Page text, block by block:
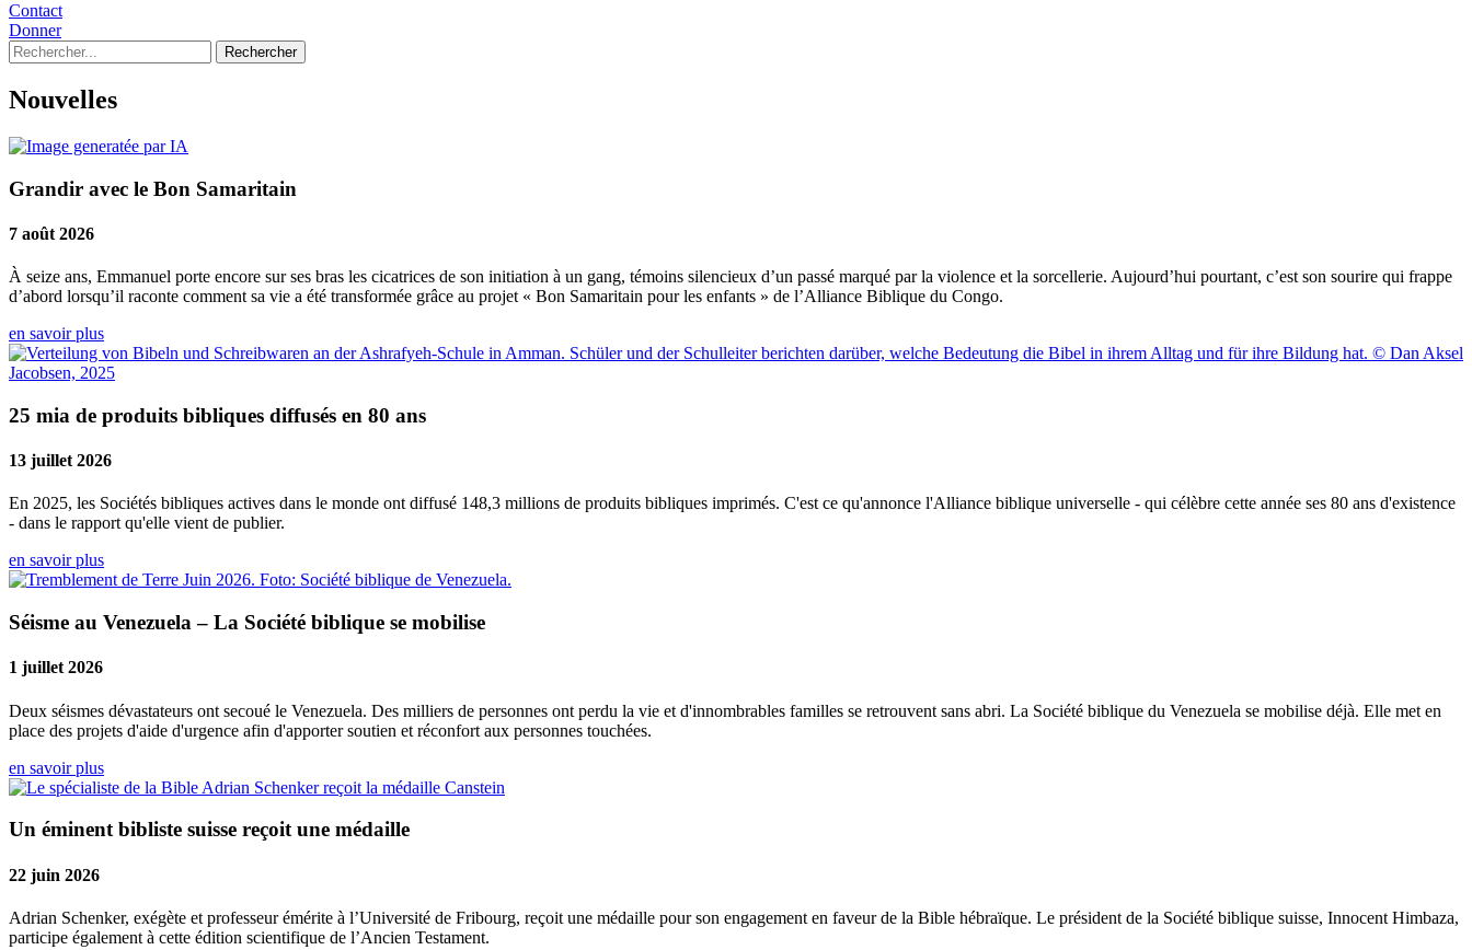
Contact
Donner
Nouvelles
Grandir avec le Bon Samaritain
7 août 2026
À seize ans, Emmanuel porte encore sur ses bras les cicatrices de son initiation à un gang, témoins silencieux d’un passé marqué par la violence et la sorcellerie. Aujourd’hui pourtant, c’est son sourire qui frappe
d’abord lorsqu’il raconte comment sa vie a été transformée grâce au projet « Bon Samaritain pour les enfants » de l’Alliance Biblique du Congo.
en savoir plus
25 mia de produits bibliques diffusés en 80 ans
13 juillet 2026
En 2025, les Sociétés bibliques actives dans le monde ont diffusé 148,3 millions de produits bibliques imprimés. C'est ce qu'annonce l'Alliance biblique universelle - qui célèbre cette année ses 80 ans d'existence
- dans le rapport qu'elle vient de publier.
en savoir plus
Séisme au Venezuela – La Société biblique se mobilise
1 juillet 2026
Deux séismes dévastateurs ont secoué le Venezuela. Des milliers de personnes ont perdu la vie et d'innombrables familles se retrouvent sans abri. La Société biblique du Venezuela se mobilise déjà. Elle met en
place des projets d'aide d'urgence afin d'apporter soutien et réconfort aux personnes touchées.
en savoir plus
Un éminent bibliste suisse reçoit une médaille
22 juin 2026
Adrian Schenker, exégète et professeur émérite à l’Université de Fribourg, reçoit une médaille pour son engagement en faveur de la Bible hébraïque. Le président de la Société biblique suisse, Innocent Himbaza,
participe également à cette édition scientifique de l’Ancien Testament.